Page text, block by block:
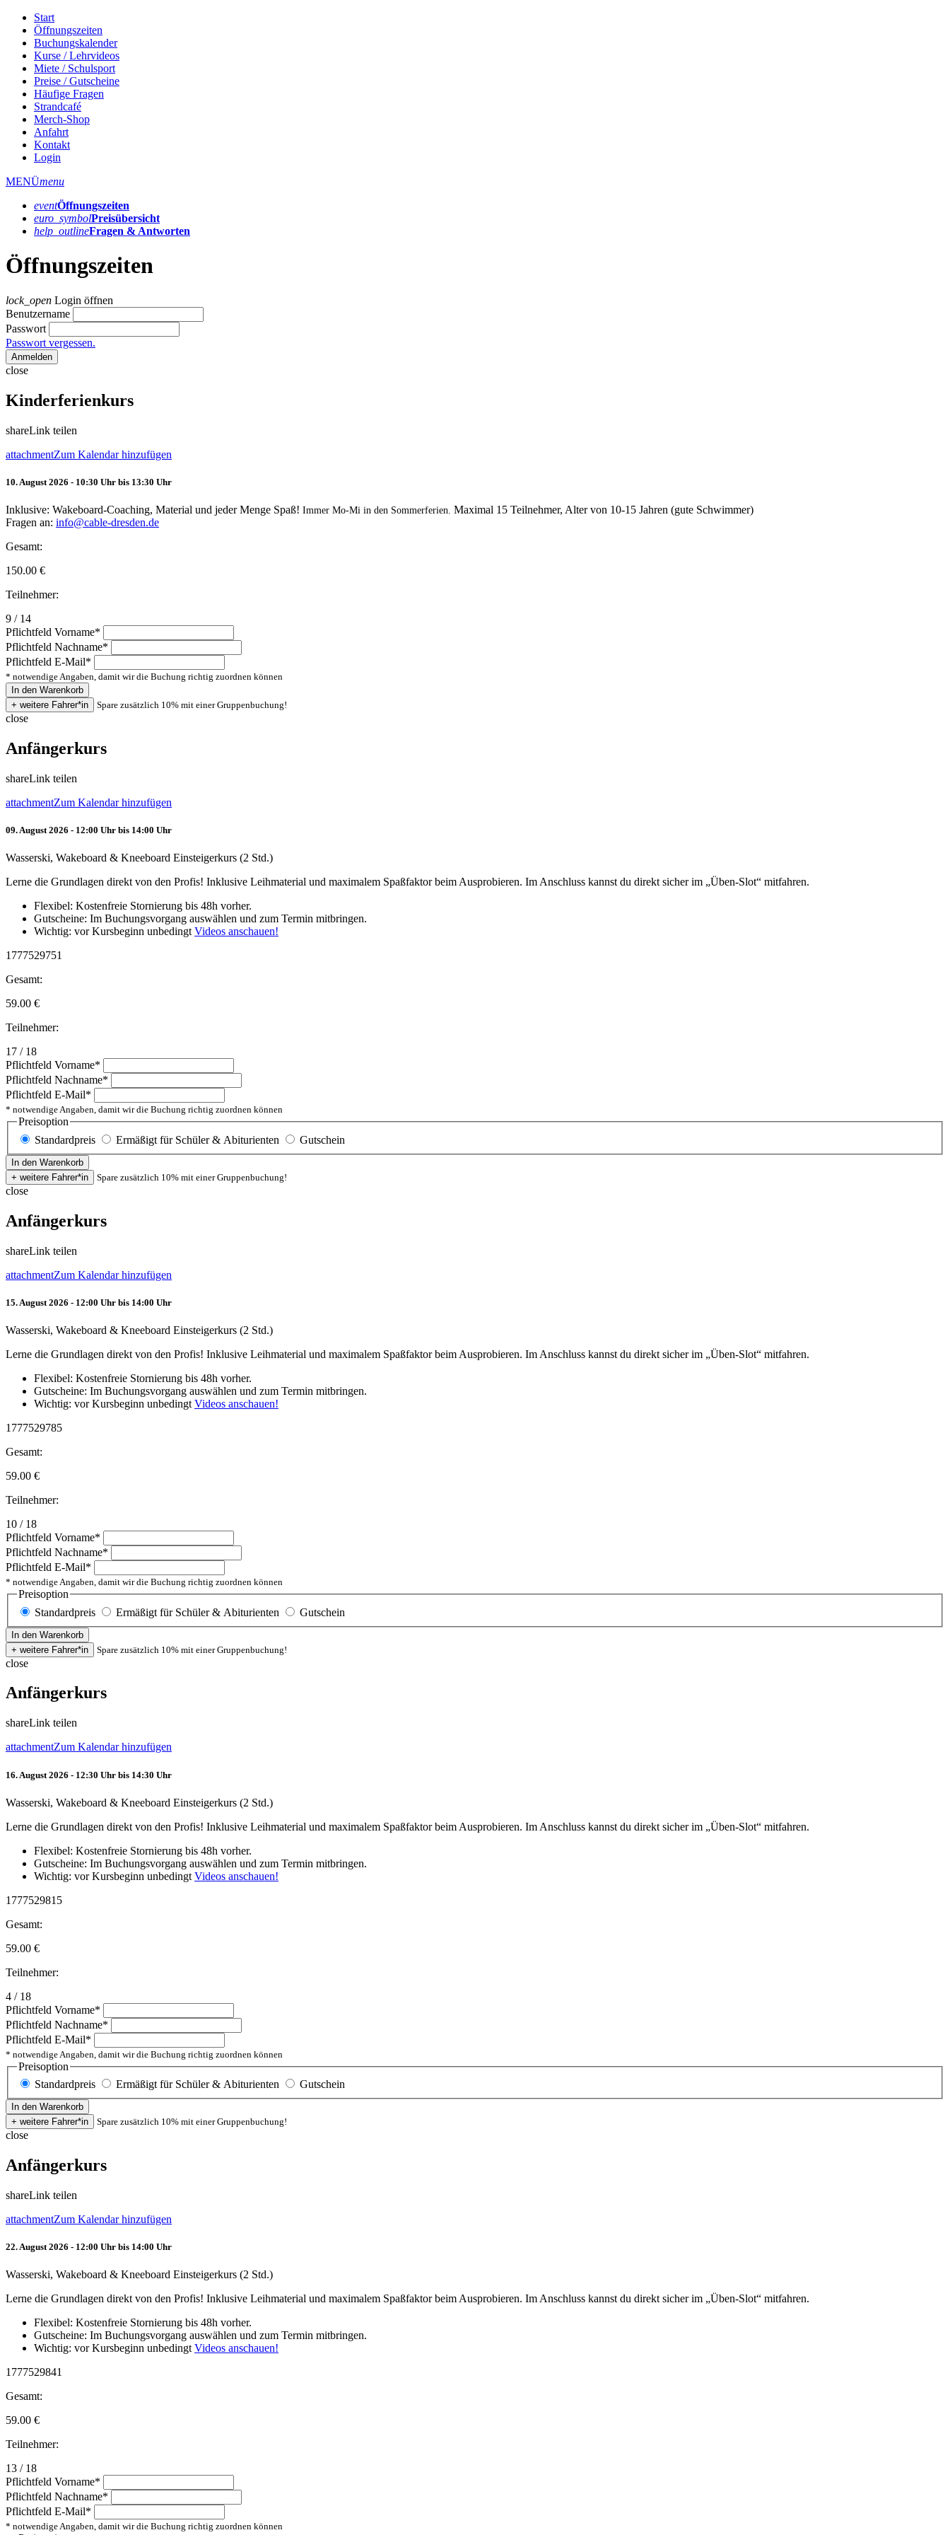
Start
Öffnungszeiten
Buchungskalender
Kurse / Lehrvideos
Miete / Schulsport
Preise / Gutscheine
Häufige Fragen
Strandcafé
Merch-Shop
Anfahrt
Kontakt
Login
MENÜmenu
eventÖffnungs­zeiten
euro_symbolPreis­übersicht
help_outlineFragen & Antworten
Öffnungszeiten
lock_open Login öffnen
Benutzername
Passwort
Passwort vergessen.
Anmelden
close
Kinderferienkurs
shareLink teilen
attachmentZum Kalendar hinzufügen
10. August 2026 - 10:30 Uhr bis 13:30 Uhr
Inklusive: Wakeboard-Coaching, Material und jeder Menge Spaß! Immer Mo-Mi in den Sommerferien. Maximal 15 Teilnehmer, Alter von 10-15 Jahren (gute Schwimmer)
Fragen an: info@cable-dresden.de
Gesamt:
150.00 €
Teilnehmer:
9 / 14
Pflichtfeld Vorname*
Pflichtfeld Nachname*
Pflichtfeld E-Mail*
* notwendige Angaben, damit wir die Buchung richtig zuordnen können
Spare zusätzlich 10% mit einer Gruppenbuchung!
close
Anfängerkurs
shareLink teilen
attachmentZum Kalendar hinzufügen
09. August 2026 - 12:00 Uhr bis 14:00 Uhr
Wasserski, Wakeboard & Kneeboard Einsteigerkurs (2 Std.)
Lerne die Grundlagen direkt von den Profis! Inklusive Leihmaterial und maximalem Spaßfaktor beim Ausprobieren. Im Anschluss kannst du direkt sicher im „Üben-Slot“ mitfahren.
Flexibel: Kostenfreie Stornierung bis 48h vorher.
Gutscheine: Im Buchungsvorgang auswählen und zum Termin mitbringen.
Wichtig: vor Kursbeginn unbedingt Videos anschauen!
1777529751
Gesamt:
59.00 €
Teilnehmer:
17 / 18
Pflichtfeld Vorname*
Pflichtfeld Nachname*
Pflichtfeld E-Mail*
* notwendige Angaben, damit wir die Buchung richtig zuordnen können
Preisoption
Standardpreis
Ermäßigt für Schüler & Abiturienten Gutschein
Spare zusätzlich 10% mit einer Gruppenbuchung!
close
Anfängerkurs
shareLink teilen
attachmentZum Kalendar hinzufügen
15. August 2026 - 12:00 Uhr bis 14:00 Uhr
Wasserski, Wakeboard & Kneeboard Einsteigerkurs (2 Std.)
Lerne die Grundlagen direkt von den Profis! Inklusive Leihmaterial und maximalem Spaßfaktor beim Ausprobieren. Im Anschluss kannst du direkt sicher im „Üben-Slot“ mitfahren.
Flexibel: Kostenfreie Stornierung bis 48h vorher.
Gutscheine: Im Buchungsvorgang auswählen und zum Termin mitbringen.
Wichtig: vor Kursbeginn unbedingt Videos anschauen!
1777529785
Gesamt:
59.00 €
Teilnehmer:
10 / 18
Pflichtfeld Vorname*
Pflichtfeld Nachname*
Pflichtfeld E-Mail*
* notwendige Angaben, damit wir die Buchung richtig zuordnen können
Preisoption
Standardpreis
Ermäßigt für Schüler & Abiturienten Gutschein
Spare zusätzlich 10% mit einer Gruppenbuchung!
close
Anfängerkurs
shareLink teilen
attachmentZum Kalendar hinzufügen
16. August 2026 - 12:30 Uhr bis 14:30 Uhr
Wasserski, Wakeboard & Kneeboard Einsteigerkurs (2 Std.)
Lerne die Grundlagen direkt von den Profis! Inklusive Leihmaterial und maximalem Spaßfaktor beim Ausprobieren. Im Anschluss kannst du direkt sicher im „Üben-Slot“ mitfahren.
Flexibel: Kostenfreie Stornierung bis 48h vorher.
Gutscheine: Im Buchungsvorgang auswählen und zum Termin mitbringen.
Wichtig: vor Kursbeginn unbedingt Videos anschauen!
1777529815
Gesamt:
59.00 €
Teilnehmer:
4 / 18
Pflichtfeld Vorname*
Pflichtfeld Nachname*
Pflichtfeld E-Mail*
* notwendige Angaben, damit wir die Buchung richtig zuordnen können
Preisoption
Standardpreis
Ermäßigt für Schüler & Abiturienten Gutschein
Spare zusätzlich 10% mit einer Gruppenbuchung!
close
Anfängerkurs
shareLink teilen
attachmentZum Kalendar hinzufügen
22. August 2026 - 12:00 Uhr bis 14:00 Uhr
Wasserski, Wakeboard & Kneeboard Einsteigerkurs (2 Std.)
Lerne die Grundlagen direkt von den Profis! Inklusive Leihmaterial und maximalem Spaßfaktor beim Ausprobieren. Im Anschluss kannst du direkt sicher im „Üben-Slot“ mitfahren.
Flexibel: Kostenfreie Stornierung bis 48h vorher.
Gutscheine: Im Buchungsvorgang auswählen und zum Termin mitbringen.
Wichtig: vor Kursbeginn unbedingtVideos anschauen!
1777529841
Gesamt:
59.00 €
Teilnehmer:
13 / 18
Pflichtfeld Vorname*
Pflichtfeld Nachname*
Pflichtfeld E-Mail*
* notwendige Angaben, damit wir die Buchung richtig zuordnen können